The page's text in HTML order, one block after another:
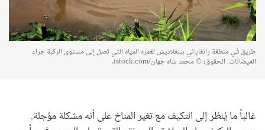
طريق في منطقة رانغاباني ببنغلاديش تغمره المياه التي تصل إلى مستوى الركبة جراء
الفيضانات. الحقوق: © محمد شاه جهان/istock.com.
غالباً ما يُنظر إلى التكيف مع تغير المناخ على أنه مشكلة مؤجلة.